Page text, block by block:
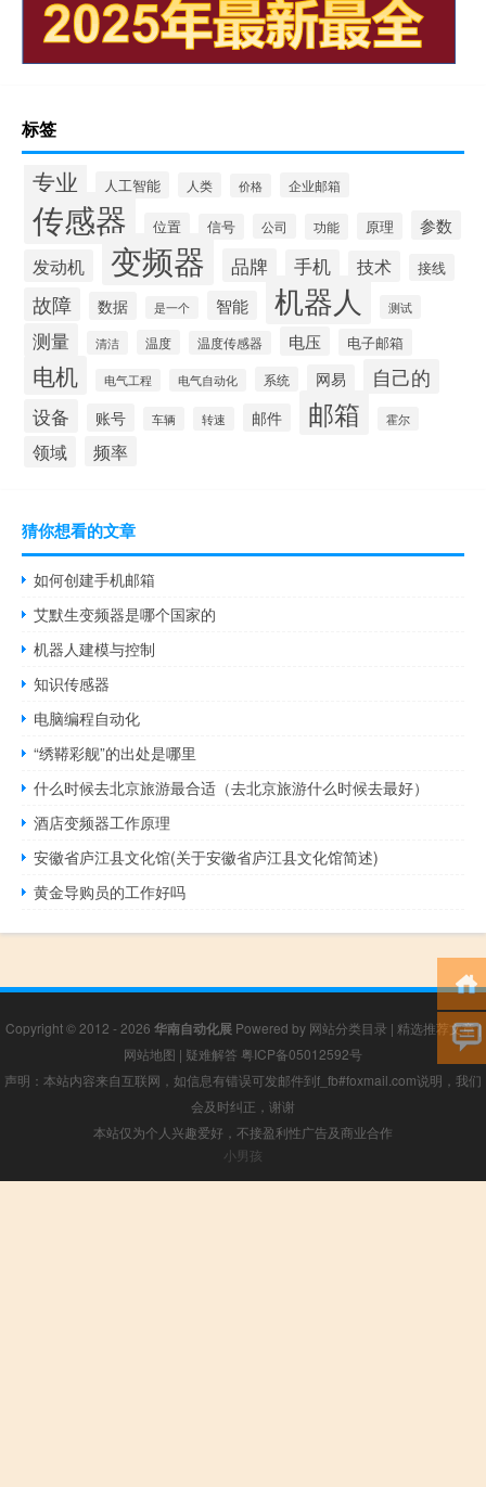
标签
专业 人工智能 人类 价格 企业邮箱
传感器 位置 信号 公司 功能 原理 参数
发动机 变频器 品牌 手机 技术 接线
故障 数据 是一个 智能 机器人 测试
测量 清洁 温度 温度传感器 电压 电子邮箱
电机 电气工程 电气自动化 系统 网易 自己的
设备 账号 车辆 转速 邮件 邮箱 霍尔
领域 频率
猜你想看的文章
如何创建手机邮箱
艾默生变频器是哪个国家的
机器人建模与控制
知识传感器
电脑编程自动化
“绣鞯彩舰”的出处是哪里
什么时候去北京旅游最合适（去北京旅游什么时候去最好）
酒店变频器工作原理
安徽省庐江县文化馆(关于安徽省庐江县文化馆简述)
黄金导购员的工作好吗
Copyright © 2012 - 2026 华南自动化展Powered by 网站分类目录 | 精选推荐文章|
网站地图 | 疑难解答 粤ICP备05012592号
声明：本站内容来自互联网，如信息有错误可发邮件到f_fb#foxmail.com说明，我们
会及时纠正，谢谢
本站仅为个人兴趣爱好，不接盈利性广告及商业合作
小男孩